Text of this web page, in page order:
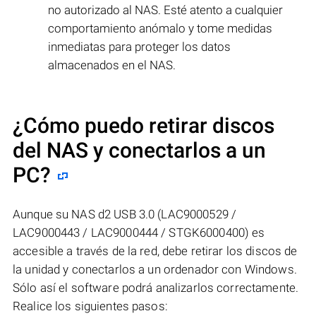
no autorizado al NAS. Esté atento a cualquier
comportamiento anómalo y tome medidas
inmediatas para proteger los datos
almacenados en el NAS.
¿Cómo puedo retirar discos
del NAS y conectarlos a un
PC?
Aunque su NAS d2 USB 3.0 (LAC9000529 /
LAC9000443 / LAC9000444 / STGK6000400) es
accesible a través de la red, debe retirar los discos de
la unidad y conectarlos a un ordenador con Windows.
Sólo así el software podrá analizarlos correctamente.
Realice los siguientes pasos: